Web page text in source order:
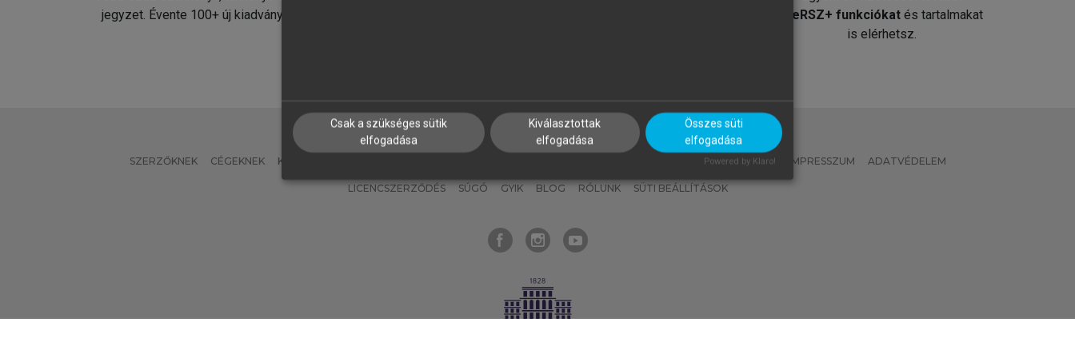
jegyzet. Évente 100+ új kiadvány.
MeRSZ+ funkciókat és tartalmakat
is elérhetsz.
SZERZŐKNEK CÉGEKNEK KÖNYVTÁROSOKNAK MI – ÁLTALÁNOS IRÁNYELVEK IMPRESSZUM ADATVÉDELEM
LICENCSZERZŐDÉS SÚGÓ GYIK BLOG RÓLUNK SÜTI BEÁLLÍTÁSOK
Csak a szükséges sütik
elfogadása
Kiválasztottak
elfogadása
Összes süti
elfogadása
Powered by Klaro!